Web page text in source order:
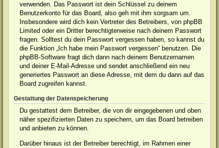
verwenden. Das Passwort ist dein Schlüssel zu deinem
Benutzerkonto für das Board, also geh mit ihm sorgsam um.
Insbesondere wird dich kein Vertreter des Betreibers, von phpBB
Limited oder ein Dritter berechtigterweise nach deinem Passwort
fragen. Solltest du dein Passwort vergessen haben, so kannst du
die Funktion „Ich habe mein Passwort vergessen“ benutzen. Die
phpBB-Software fragt dich dann nach deinem Benutzernamen
und deiner E-Mail-Adresse und sendet anschließend ein neu
generiertes Passwort an diese Adresse, mit dem du dann auf das
Board zugreifen kannst.
Gestattung der Datenspeicherung
Du gestattest dem Betreiber, die von dir eingegebenen und oben
näher spezifizierten Daten zu speichern, um das Board betreiben
und anbieten zu können.
Darüber hinaus ist der Betreiber berechtigt, im Rahmen einer